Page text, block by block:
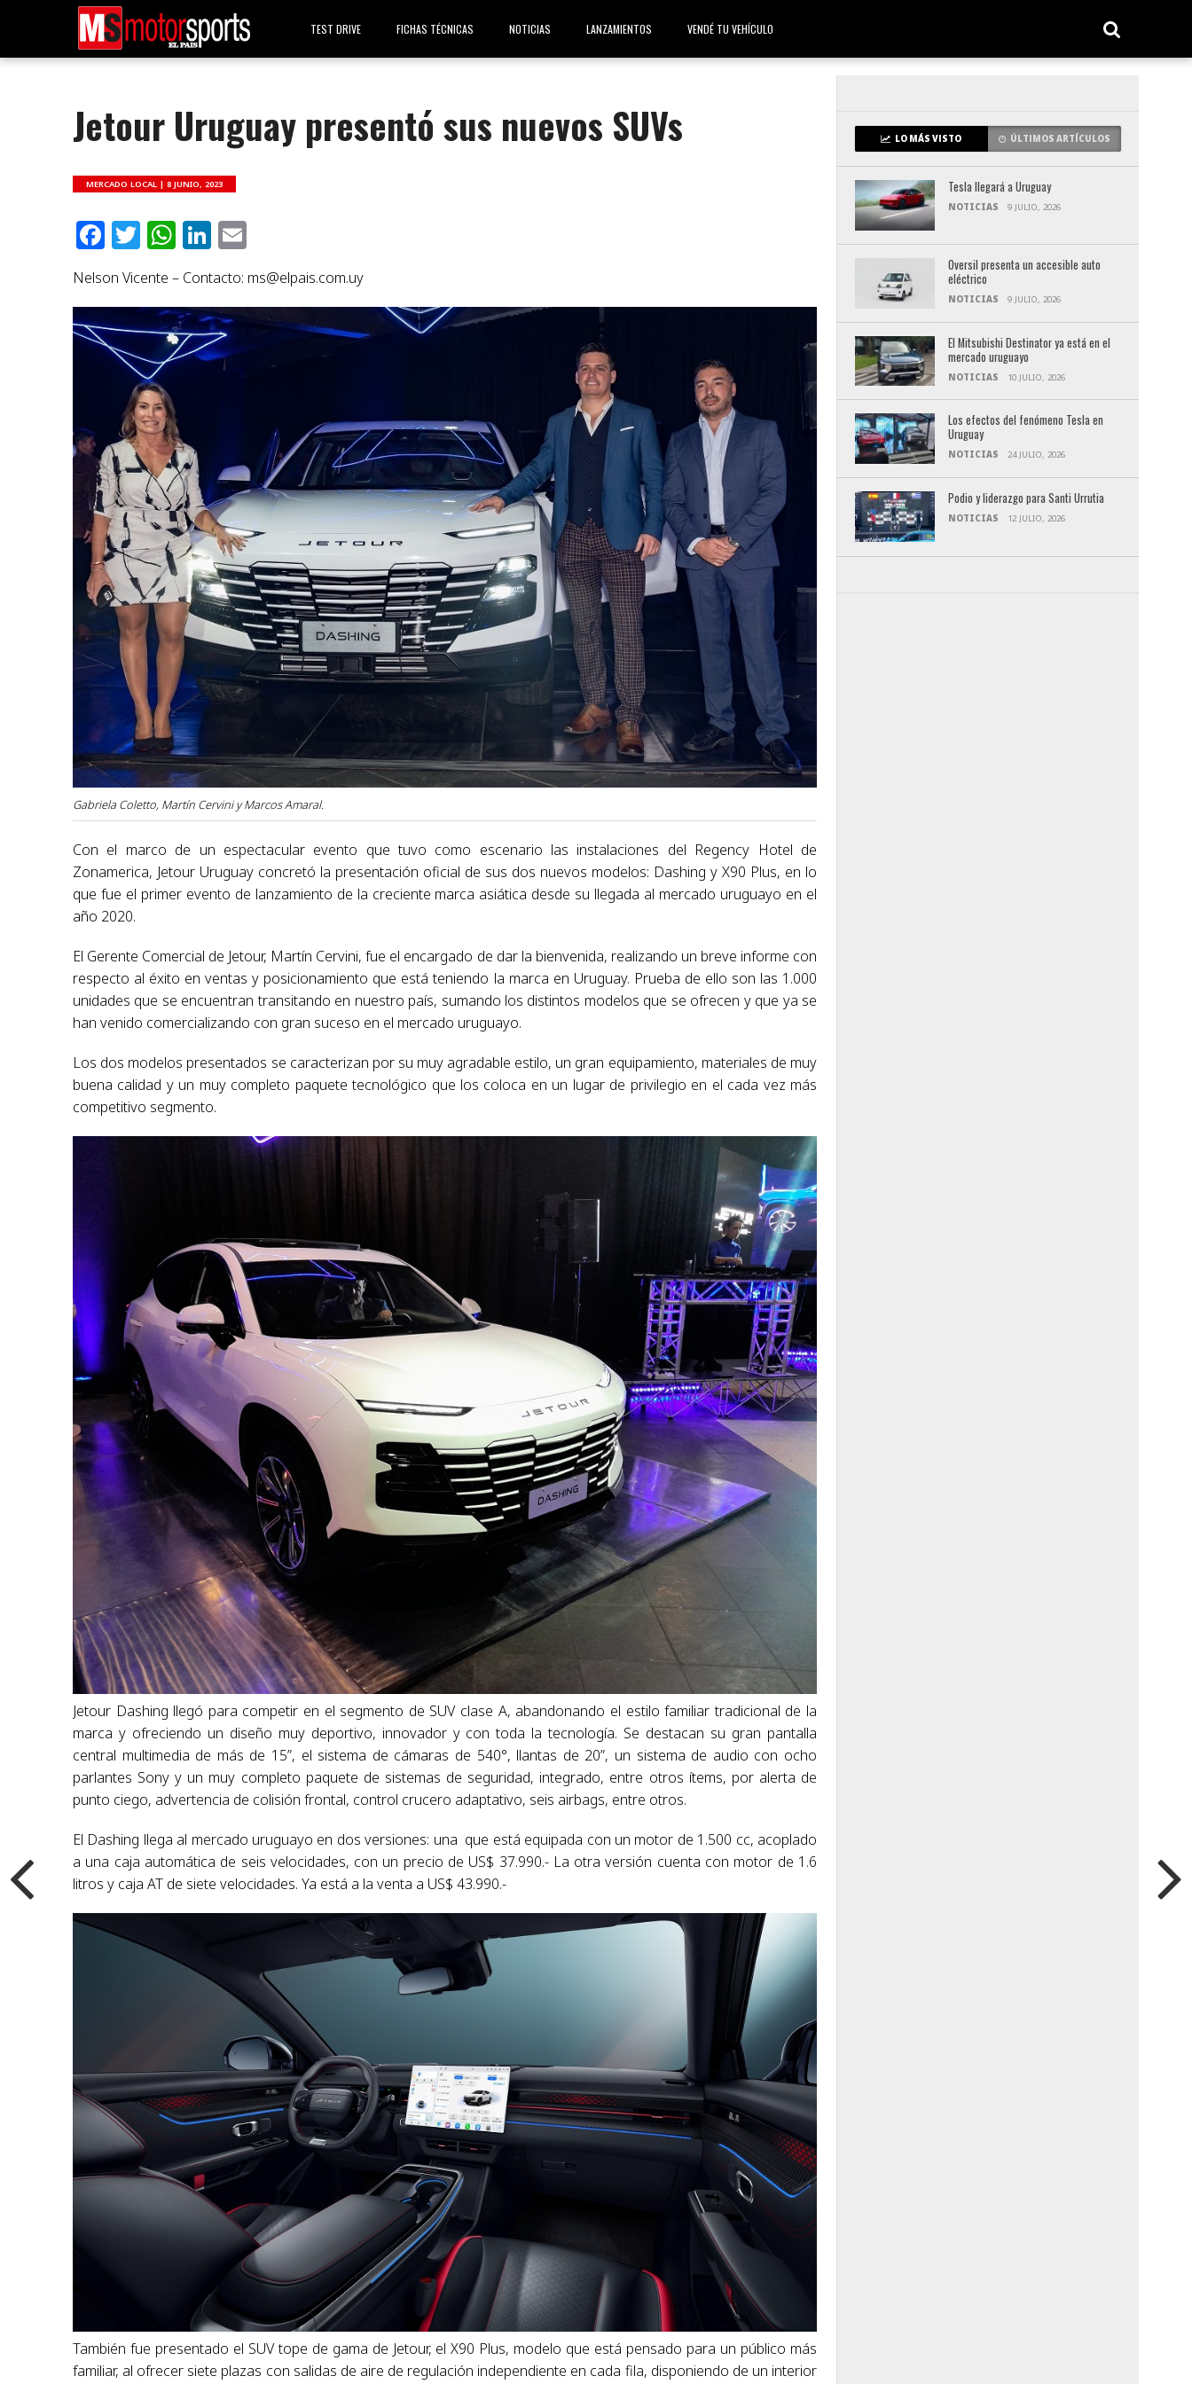
TEST DRIVE FICHAS TÉCNICAS NOTICIAS LANZAMIENTOS VENDÉ TU VEHÍCULO
Jetour Uruguay presentó sus nuevos SUVs
MERCADO LOCAL |8 JUNIO, 2023
Facebook
Twitter
WhatsApp
LinkedIn
Nelson Vicente – Contacto: ms@elpais.com.uy
Gabriela Coletto, Martín Cervini y Marcos Amaral.
Con el marco de un espectacular evento que tuvo como escenario las instalaciones del Regency Hotel de
Zonamerica, Jetour Uruguay concretó la presentación oficial de sus dos nuevos modelos: Dashing y X90 Plus, en lo
que fue el primer evento de lanzamiento de la creciente marca asiática desde su llegada al mercado uruguayo en el
año 2020.
El Gerente Comercial de Jetour, Martín Cervini, fue el encargado de dar la bienvenida, realizando un breve informe con
respecto al éxito en ventas y posicionamiento que está teniendo la marca en Uruguay. Prueba de ello son las 1.000
unidades que se encuentran transitando en nuestro país, sumando los distintos modelos que se ofrecen y que ya se
han venido comercializando con gran suceso en el mercado uruguayo.
Los dos modelos presentados se caracterizan por su muy agradable estilo, un gran equipamiento, materiales de muy
buena calidad y un muy completo paquete tecnológico que los coloca en un lugar de privilegio en el cada vez más
competitivo segmento.
Jetour Dashing llegó para competir en el segmento de SUV clase A, abandonando el estilo familiar tradicional de la
marca y ofreciendo un diseño muy deportivo, innovador y con toda la tecnología. Se destacan su gran pantalla
central multimedia de más de 15”, el sistema de cámaras de 540°, llantas de 20”, un sistema de audio con ocho
parlantes Sony y un muy completo paquete de sistemas de seguridad, integrado, entre otros ítems, por alerta de
punto ciego, advertencia de colisión frontal, control crucero adaptativo, seis airbags, entre otros.
El Dashing llega al mercado uruguayo en dos versiones: una que está equipada con un motor de 1.500 cc, acoplado
a una caja automática de seis velocidades, con un precio de US$ 37.990.- La otra versión cuenta con motor de 1.6
litros y caja AT de siete velocidades. Ya está a la venta a US$ 43.990.-
También fue presentado el SUV tope de gama de Jetour, el X90 Plus, modelo que está pensado para un público más
familiar, al ofrecer siete plazas con salidas de aire de regulación independiente en cada fila, disponiendo de un interior
LO MÁS VISTO ÚLTIMOS ARTÍCULOS
Tesla llegará a Uruguay
NOTICIAS 9 JULIO, 2026
Oversil presenta un accesible auto
eléctrico
NOTICIAS 9 JULIO, 2026
El Mitsubishi Destinator ya está en el
mercado uruguayo
NOTICIAS 10 JULIO, 2026
Los efectos del fenómeno Tesla en
Uruguay
NOTICIAS 24 JULIO, 2026
Podio y liderazgo para Santi Urrutia
NOTICIAS 12 JULIO, 2026